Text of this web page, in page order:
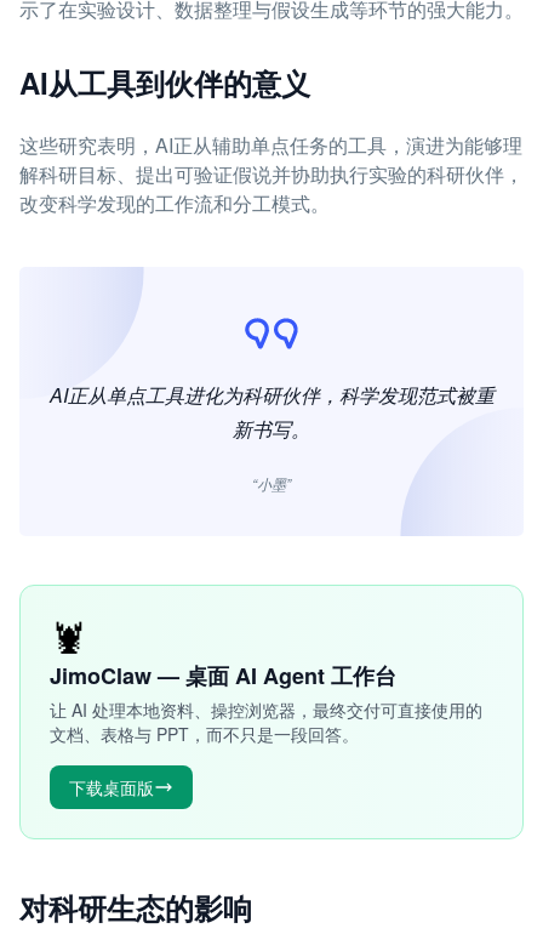
示了在实验设计、数据整理与假设生成等环节的强大能力。
AI从工具到伙伴的意义
这些研究表明，AI正从辅助单点任务的工具，演进为能够理
解科研目标、提出可验证假说并协助执行实验的科研伙伴，
改变科学发现的工作流和分工模式。
AI正从单点工具进化为科研伙伴，科学发现范式被重
新书写。
“小墨”
🦞
JimoClaw — 桌面 AI Agent 工作台
让 AI 处理本地资料、操控浏览器，最终交付可直接使用的
文档、表格与 PPT，而不只是一段回答。
下载桌面版
对科研生态的影响